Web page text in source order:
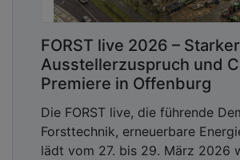
FORST live 2026 – Starker
Ausstellerzuspruch und
Premiere in Offenburg
Die FORST live, die führende
Forsttechnik, erneuerbare
lädt vom 27. bis 29. März 2026